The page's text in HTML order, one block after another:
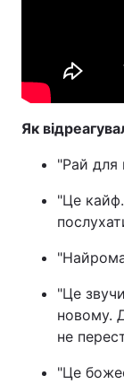
Як
"Рай для
"Це
"Це
новому.
не
"Це